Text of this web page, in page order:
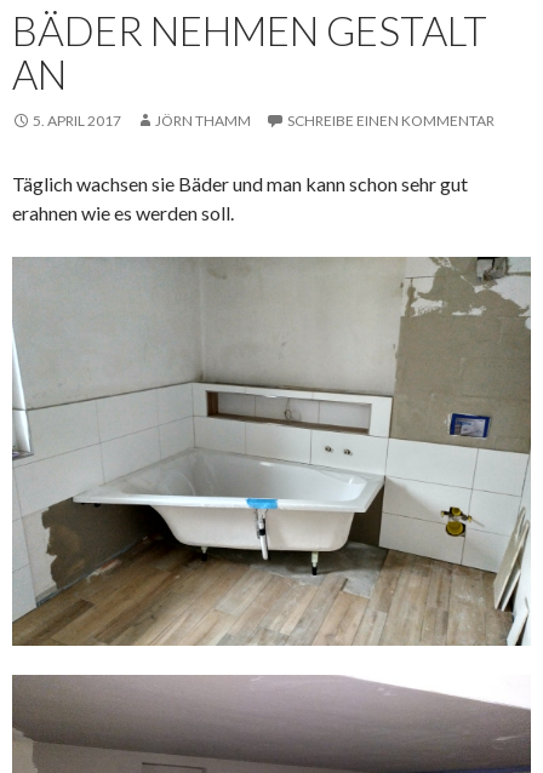
BÄDER NEHMEN GESTALT
AN
5. APRIL 2017 JÖRN THAMM SCHREIBE EINEN KOMMENTAR
Täglich wachsen sie Bäder und man kann schon sehr gut
erahnen wie es werden soll.